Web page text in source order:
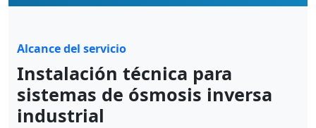
Alcance del servicio
Instalación técnica para
sistemas de ósmosis inversa
industrial